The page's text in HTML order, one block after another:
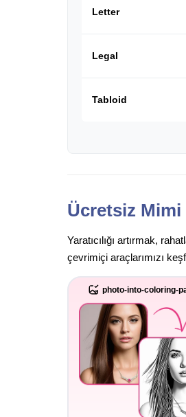
Letter
Legal
Tabloid
Ücretsiz Mimi
Yaratıcılığı artırmak,
çevrimiçi araçlarımızı
photo-into-coloring-